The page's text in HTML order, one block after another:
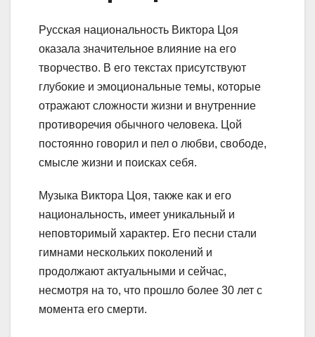
Русская национальность Виктора Цоя
оказала значительное влияние на его
творчество. В его текстах присутствуют
глубокие и эмоциональные темы, которые
отражают сложности жизни и внутренние
противоречия обычного человека. Цой
постоянно говорил и пел о любви, свободе,
смысле жизни и поисках себя.
Музыка Виктора Цоя, также как и его
национальность, имеет уникальный и
неповторимый характер. Его песни стали
гимнами нескольких поколений и
продолжают актуальными и сейчас,
несмотря на то, что прошло более 30 лет с
момента его смерти.